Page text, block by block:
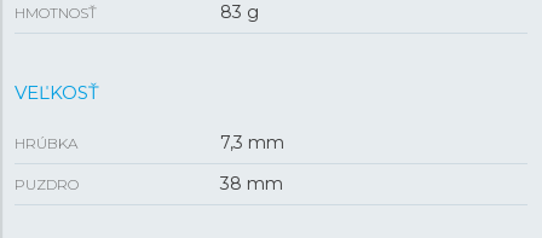
HMOTNOSŤ 83 g
VEĽKOSŤ
HRÚBKA 7,3 mm
PUZDRO 38 mm